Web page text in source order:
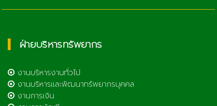
ฝ่ายบริหารทรัพยากร
งานบริหารงานทั่วไป
งานบริหารและพัฒนาทรัพยากรบุคคล
งานการเงิน